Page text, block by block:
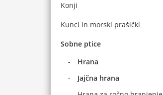
Konji
Kunci in morski prašički
Sobne ptice
Hrana
Jajčna hrana